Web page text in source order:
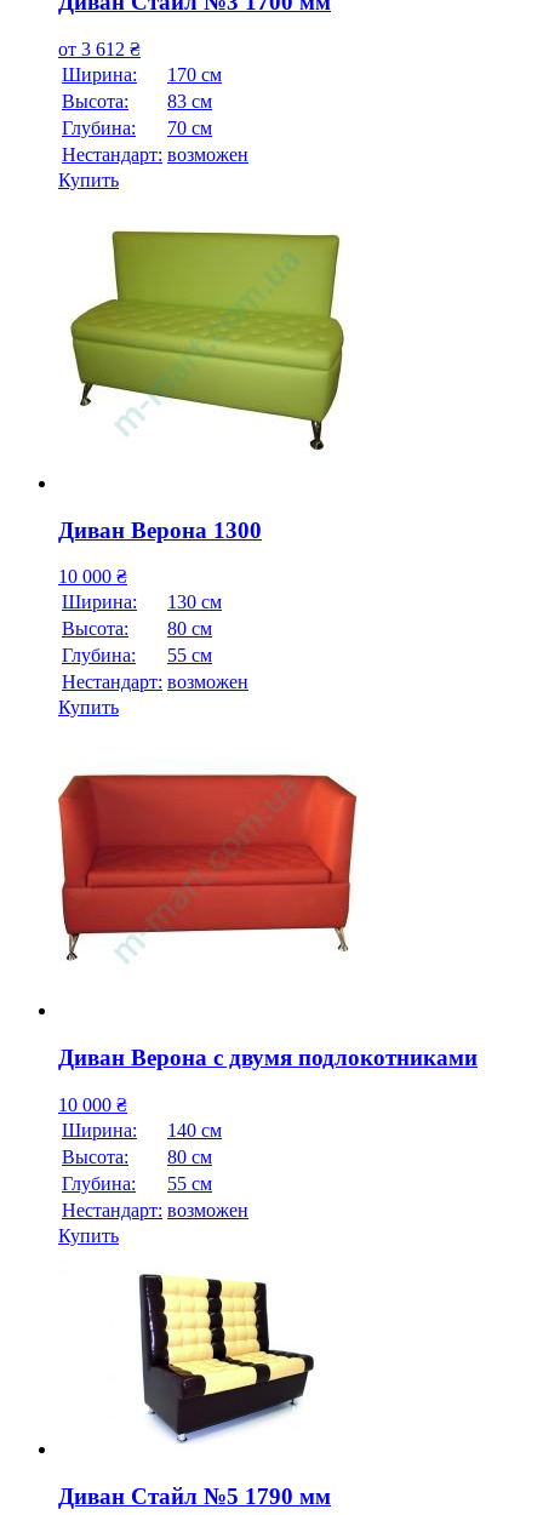
от 3 612 ₴
Ширина:
170 см
Высота:
83 см
Глубина:
70 см
Нестандарт: возможен
Купить
Диван Верона 1300
10 000 ₴
Ширина:
130 см
Высота:
80 см
Глубина:
55 см
Нестандарт: возможен
Купить
Диван Верона с двумя подлокотниками
10 000 ₴
Ширина:
140 см
Высота:
80 см
Глубина:
55 см
Нестандарт: возможен
Купить
Диван Стайл №5 1790 мм